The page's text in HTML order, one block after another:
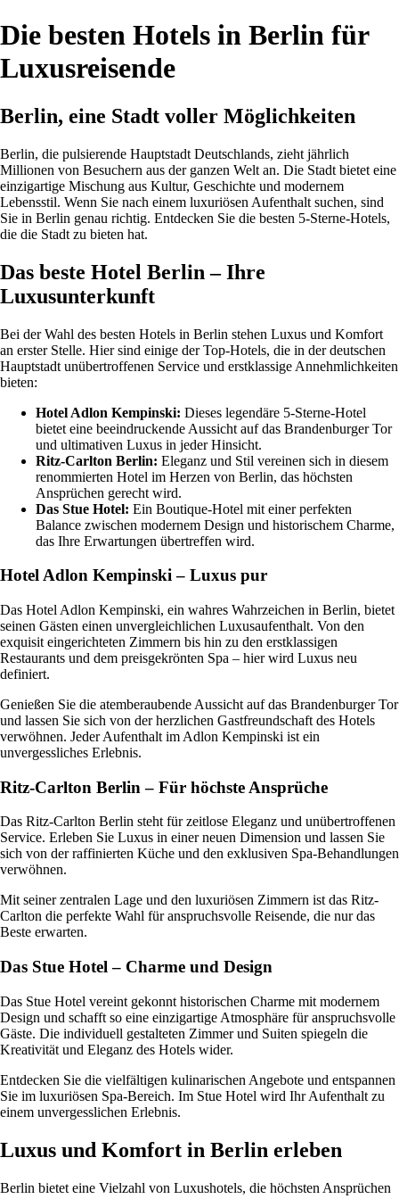
Die besten Hotels in Berlin für
Luxusreisende
Berlin, eine Stadt voller Möglichkeiten
Berlin, die pulsierende Hauptstadt Deutschlands, zieht jährlich
Millionen von Besuchern aus der ganzen Welt an. Die Stadt bietet eine
einzigartige Mischung aus Kultur, Geschichte und modernem
Lebensstil. Wenn Sie nach einem luxuriösen Aufenthalt suchen, sind
Sie in Berlin genau richtig. Entdecken Sie die besten 5-Sterne-Hotels,
die die Stadt zu bieten hat.
Das beste Hotel Berlin – Ihre
Luxusunterkunft
Bei der Wahl des besten Hotels in Berlin stehen Luxus und Komfort
an erster Stelle. Hier sind einige der Top-Hotels, die in der deutschen
Hauptstadt unübertroffenen Service und erstklassige Annehmlichkeiten
bieten:
Hotel Adlon Kempinski: Dieses legendäre 5-Sterne-Hotel
bietet eine beeindruckende Aussicht auf das Brandenburger Tor
und ultimativen Luxus in jeder Hinsicht.
Ritz-Carlton Berlin: Eleganz und Stil vereinen sich in diesem
renommierten Hotel im Herzen von Berlin, das höchsten
Ansprüchen gerecht wird.
Das Stue Hotel: Ein Boutique-Hotel mit einer perfekten
Balance zwischen modernem Design und historischem Charme,
das Ihre Erwartungen übertreffen wird.
Hotel Adlon Kempinski – Luxus pur
Das Hotel Adlon Kempinski, ein wahres Wahrzeichen in Berlin, bietet
seinen Gästen einen unvergleichlichen Luxusaufenthalt. Von den
exquisit eingerichteten Zimmern bis hin zu den erstklassigen
Restaurants und dem preisgekrönten Spa – hier wird Luxus neu
definiert.
Genießen Sie die atemberaubende Aussicht auf das Brandenburger Tor
und lassen Sie sich von der herzlichen Gastfreundschaft des Hotels
verwöhnen. Jeder Aufenthalt im Adlon Kempinski ist ein
unvergessliches Erlebnis.
Ritz-Carlton Berlin – Für höchste Ansprüche
Das Ritz-Carlton Berlin steht für zeitlose Eleganz und unübertroffenen
Service. Erleben Sie Luxus in einer neuen Dimension und lassen Sie
sich von der raffinierten Küche und den exklusiven Spa-Behandlungen
verwöhnen.
Mit seiner zentralen Lage und den luxuriösen Zimmern ist das Ritz-
Carlton die perfekte Wahl für anspruchsvolle Reisende, die nur das
Beste erwarten.
Das Stue Hotel – Charme und Design
Das Stue Hotel vereint gekonnt historischen Charme mit modernem
Design und schafft so eine einzigartige Atmosphäre für anspruchsvolle
Gäste. Die individuell gestalteten Zimmer und Suiten spiegeln die
Kreativität und Eleganz des Hotels wider.
Entdecken Sie die vielfältigen kulinarischen Angebote und entspannen
Sie im luxuriösen Spa-Bereich. Im Stue Hotel wird Ihr Aufenthalt zu
einem unvergesslichen Erlebnis.
Luxus und Komfort in Berlin erleben
Berlin bietet eine Vielzahl von Luxushotels, die höchsten Ansprüchen